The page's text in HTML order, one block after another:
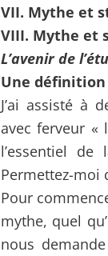
VII. Mythe et
VIII. Mythe et
L’avenir de
Une
J’ai assisté à
avec ferveur «
l’essentiel
Permettez-moi
Pour
mythe, quel
nous